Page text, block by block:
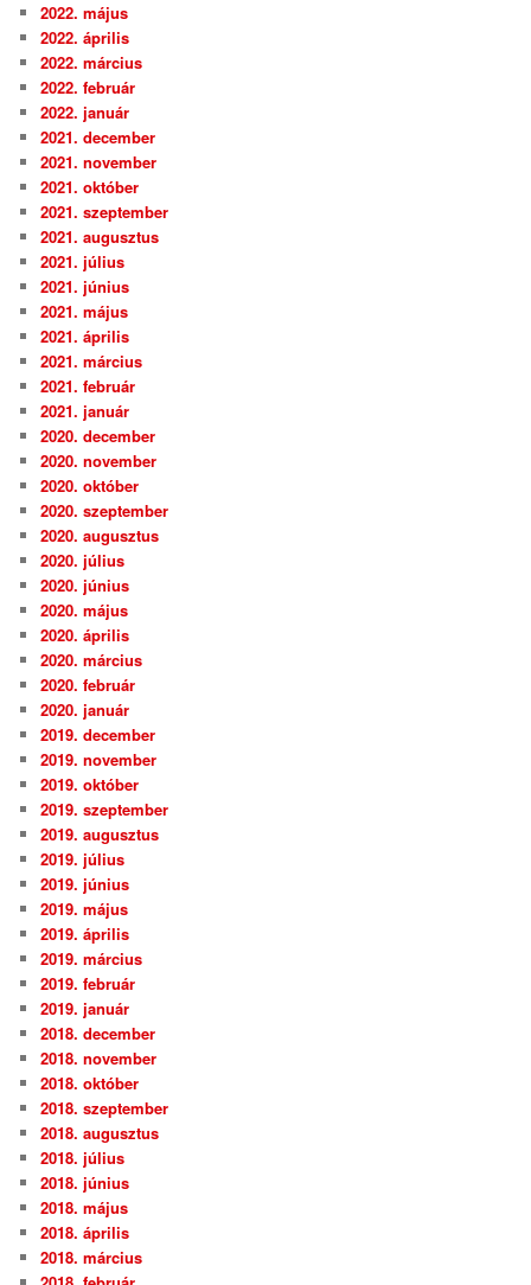
2022. május
2022. április
2022. március
2022. február
2022. január
2021. december
2021. november
2021. október
2021. szeptember
2021. augusztus
2021. július
2021. június
2021. május
2021. április
2021. március
2021. február
2021. január
2020. december
2020. november
2020. október
2020. szeptember
2020. augusztus
2020. július
2020. június
2020. május
2020. április
2020. március
2020. február
2020. január
2019. december
2019. november
2019. október
2019. szeptember
2019. augusztus
2019. július
2019. június
2019. május
2019. április
2019. március
2019. február
2019. január
2018. december
2018. november
2018. október
2018. szeptember
2018. augusztus
2018. július
2018. június
2018. május
2018. április
2018. március